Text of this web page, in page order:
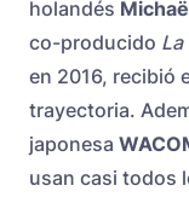
holandés
co-producido La
en 2016, recibió
trayectoria.
japonesa
usan casi todos